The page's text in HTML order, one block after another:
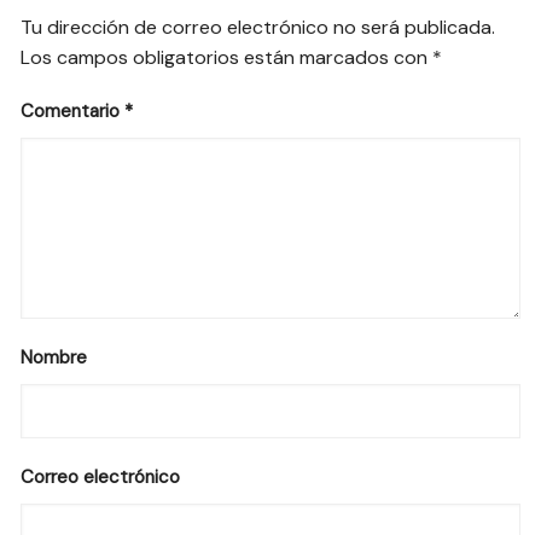
Tu dirección de correo electrónico no será publicada.
Los campos obligatorios están marcados con *
Comentario *
Nombre
Correo electrónico